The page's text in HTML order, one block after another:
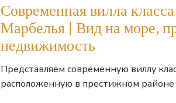
Современная вилла
Марбелья | Вид на море,
недвижимость
Представляем современную виллу
расположенную в престижном районе